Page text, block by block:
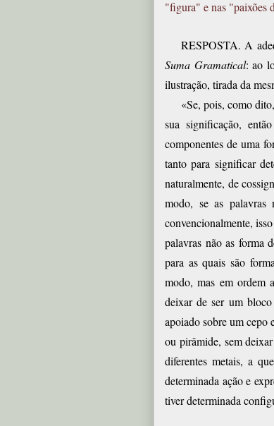
"figura" e nas "paixões
RESPOSTA. A
Suma Gramatical: ao
ilustração, tirada da
«Se, pois, como
sua significação,
componentes de uma
tanto para significar
naturalmente, de
modo, se as
convencionalmente,
palavras não as forma
para as quais são
modo, mas em ordem
deixar de ser um
apoiado sobre um cepo
ou pirâmide, sem
diferentes metais, a
determinada ação e
tiver determinada